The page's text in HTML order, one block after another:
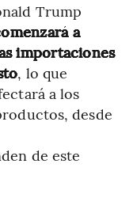
Trump
a
importaciones
, lo que
a los
desde
de este